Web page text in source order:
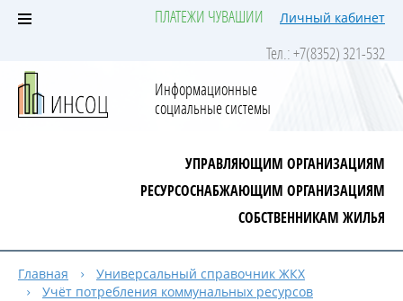
ПЛАТЕЖИ ЧУВАШИИ Личный кабинет
Тел.: +7(8352) 321-532
Информационные
социальные системы
УПРАВЛЯЮЩИМ ОРГАНИЗАЦИЯМ
РЕСУРСОСНАБЖАЮЩИМ ОРГАНИЗАЦИЯМ
СОБСТВЕННИКАМ ЖИЛЬЯ
Главная
Универсальный справочник ЖКХ
Учёт потребления коммунальных ресурсов